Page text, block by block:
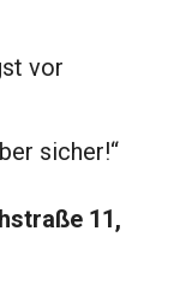
vor
sicher!“
11,